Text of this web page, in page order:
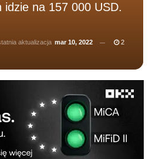
idzie na 157 000 USD.
aktualizacja mar 10, 2022
2